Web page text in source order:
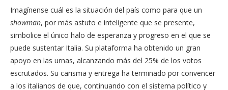
Imagínense cuál es la situación del país como para que un
showman, por más astuto e inteligente que se presente,
simbolice el único halo de esperanza y progreso en el que se
puede sustentar Italia. Su plataforma ha obtenido un gran
apoyo en las urnas, alcanzando más del 25% de los votos
escrutados. Su carisma y entrega ha terminado por convencer
a los italianos de que, continuando con el sistema político y